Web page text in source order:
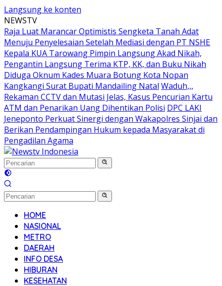
Langsung ke konten
NEWSTV
Raja Luat Marancar Optimistis Sengketa Tanah Adat
Menuju Penyelesaian Setelah Mediasi dengan PT NSHE
Kepala KUA Tarowang Pimpin Langsung Akad Nikah,
Pengantin Langsung Terima KTP, KK, dan Buku Nikah
Diduga Oknum Kades Muara Botung Kota Nopan
Kangkangi Surat Bupati Mandailing Natal Waduh,,,
Rekaman CCTV dan Mutasi Jelas, Kasus Pencurian Kartu
ATM dan Penarikan Uang Dihentikan Polisi DPC LAKI
Jeneponto Perkuat Sinergi dengan Wakapolres Sinjai dan
Berikan Pendampingan Hukum kepada Masyarakat di
Pengadilan Agama
HOME
NASIONAL
METRO
DAERAH
INFO DESA
HIBURAN
KESEHATAN